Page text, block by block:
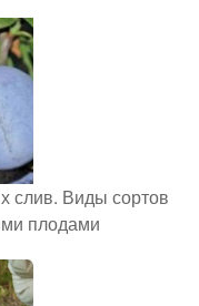
слив. Виды сортов
плодами